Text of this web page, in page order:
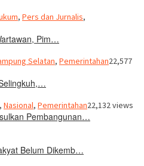
, Pers dan Jurnalis,
Pim…
Selatan, Pemerintahan22,577
, Nasional, Pemerintahan22,132 views
Pembangunan…
Belum Dikemb…